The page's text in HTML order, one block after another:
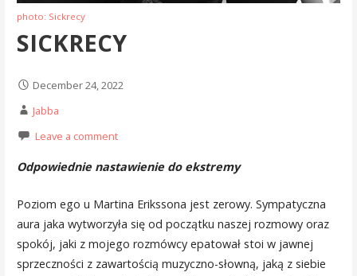
photo: Sickrecy
SICKRECY
December 24, 2022
Jabba
Leave a comment
Odpowiednie nastawienie do ekstremy
Poziom ego u Martina Erikssona jest zerowy. Sympatyczna
aura jaka wytworzyła się od początku naszej rozmowy oraz
spokój, jaki z mojego rozmówcy epatował stoi w jawnej
sprzeczności z zawartością muzyczno-słowną, jaką z siebie